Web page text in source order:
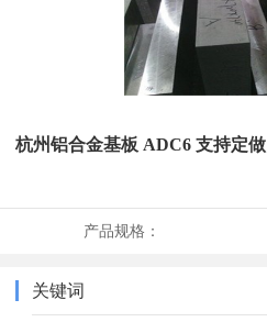
杭州铝合金基板 ADC6 支持定做
产品规格：
关键词